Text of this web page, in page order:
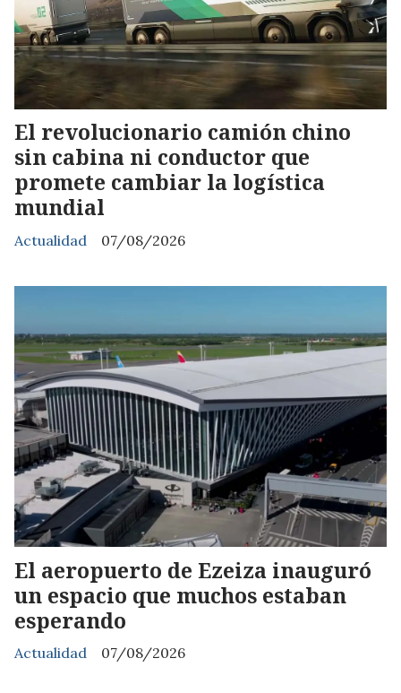
El revolucionario camión chino
sin cabina ni conductor que
promete cambiar la logística
mundial
Actualidad 07/08/2026
El aeropuerto de Ezeiza inauguró
un espacio que muchos estaban
esperando
Actualidad 07/08/2026